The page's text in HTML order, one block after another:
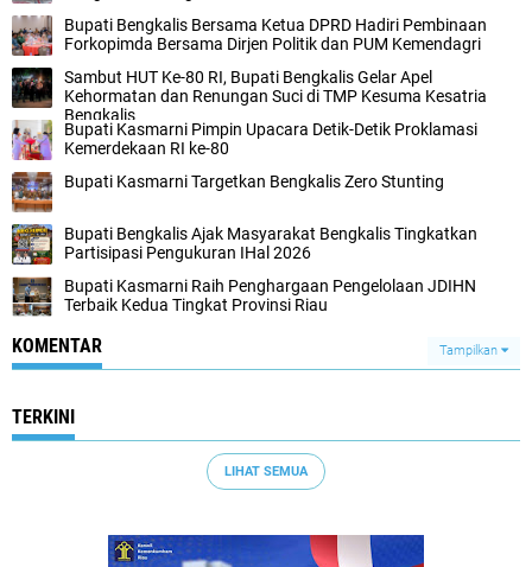
Bupati Bengkalis Bersama Ketua DPRD Hadiri Pembinaan
Forkopimda Bersama Dirjen Politik dan PUM Kemendagri
Sambut HUT Ke-80 RI, Bupati Bengkalis Gelar Apel
Kehormatan dan Renungan Suci di TMP Kesuma Kesatria
Bengkalis
Bupati Kasmarni Pimpin Upacara Detik-Detik Proklamasi
Kemerdekaan RI ke-80
Bupati Kasmarni Targetkan Bengkalis Zero Stunting
Bupati Bengkalis Ajak Masyarakat Bengkalis Tingkatkan
Partisipasi Pengukuran IHal 2026
Bupati Kasmarni Raih Penghargaan Pengelolaan JDIHN
Terbaik Kedua Tingkat Provinsi Riau
KOMENTAR Tampilkan
TERKINI
LIHAT SEMUA